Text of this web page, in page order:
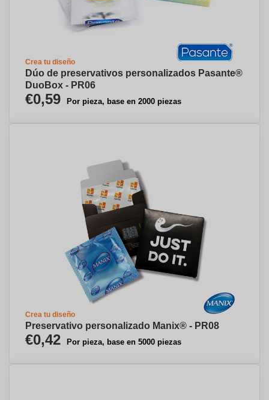
Crea tu diseño
Dúo de preservativos personalizados Pasante®
DuoBox - PR06
€0,59 Por pieza, base en 2000 piezas
Crea tu diseño
Preservativo personalizado Manix® - PR08
€0,42 Por pieza, base en 5000 piezas